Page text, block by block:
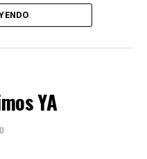
YA